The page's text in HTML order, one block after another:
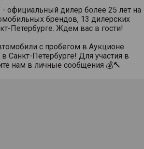
официальный дилер более 25 лет на
брендов, 13 дилерских
Петербурге. Ждем вас в гости!
с пробегом в Аукционе
Санкт-Петербурге! Для участия в
нам в личные сообщения 💰🔨